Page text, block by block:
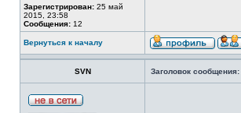
Зарегистрирован: 25 май
2015, 23:58
Сообщения: 12
Вернуться к началу
SVN Заголовок сообщения: